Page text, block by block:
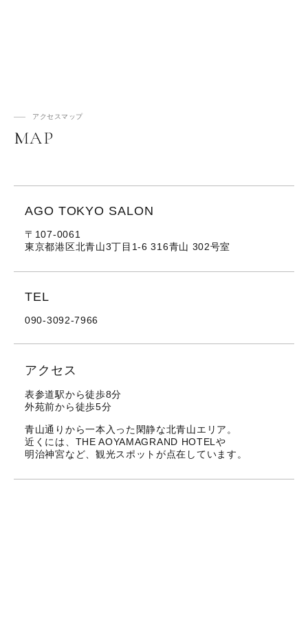
アクセスマップ
MAP
AGO TOKYO SALON
〒107-0061
東京都港区北青山3丁目1-6 316青山 302号室
TEL
090-3092-7966
アクセス
表参道駅から徒歩8分
外苑前から徒歩5分
青山通りから一本入った閑静な北青山エリア。
近くには、THE AOYAMAGRAND HOTELや
明治神宮など、観光スポットが点在しています。